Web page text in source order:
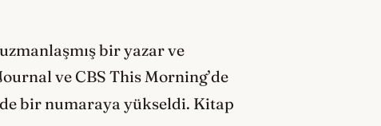
bir yazar ve
ve CBS This Morning’de
bir numaraya yükseldi. Kitap